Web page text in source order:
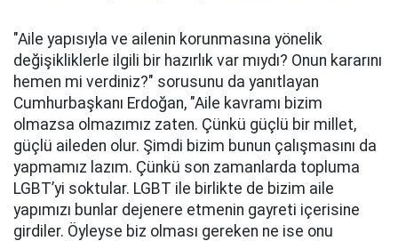
"Aile yapısıyla ve ailenin korunmasına yönelik
değişikliklerle ilgili bir hazırlık var mıydı? Onun kararını
hemen mi verdiniz?" sorusunu da yanıtlayan
Cumhurbaşkanı Erdoğan, "Aile kavramı bizim
olmazsa olmazımız zaten. Çünkü güçlü bir millet,
güçlü aileden olur. Şimdi bizim bunun çalışmasını da
yapmamız lazım. Çünkü son zamanlarda topluma
LGBT’yi soktular. LGBT ile birlikte de bizim aile
yapımızı bunlar dejenere etmenin gayreti içerisine
girdiler. Öyleyse biz olması gereken ne ise onu